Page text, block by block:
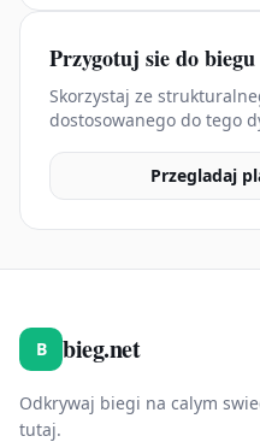
Przygotuj sie do biegu
Skorzystaj ze
dostosowanego do tego
Przegladaj
B bieg.net
Odkrywaj biegi na calym
tutaj.